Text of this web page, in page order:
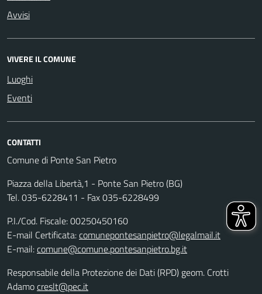
Avvisi
VIVERE IL COMUNE
Luoghi
Eventi
CONTATTI
Comune di Ponte San Pietro
Piazza della Libertà,1 - Ponte San Pietro (BG)
Tel. 035-6228411 - Fax 035-6228499
P.I./Cod. Fiscale: 00250450160
E-mail Certificata:comunepontesanpietro@legalmail.it
E-mail:comune@comune.pontesanpietro.bg.it
Responsabile della Protezione dei Dati (RPD) geom. Crotti
Adamocreslt@pec.it